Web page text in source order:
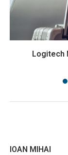
Logitech
IOAN MIHAI